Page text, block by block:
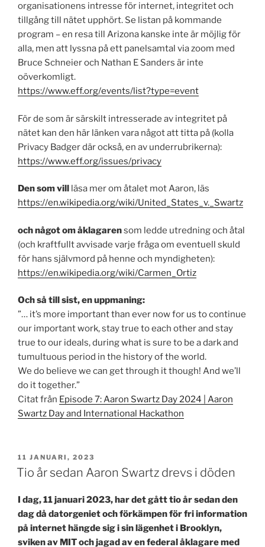
organisationens intresse för internet, integritet och
tillgång till nätet upphört. Se listan på kommande
program – en resa till Arizona kanske inte är möjlig för
alla, men att lyssna på ett panelsamtal via zoom med
Bruce Schneier och Nathan E Sanders är inte
oöverkomligt.
https://www.eff.org/events/list?type=event
För de som är särskilt intresserade av integritet på
nätet kan den här länken vara något att titta på (kolla
Privacy Badger där också, en av underrubrikerna):
https://www.eff.org/issues/privacy
Den som vill läsa mer om åtalet mot Aaron, läs
https://en.wikipedia.org/wiki/United_States_v._Swartz
och något om åklagarensom ledde utredning och åtal
(och kraftfullt avvisade varje fråga om eventuell skuld
för hans självmord på henne och myndigheten):
https://en.wikipedia.org/wiki/Carmen_Ortiz
Och så till sist, en uppmaning:
”… it’s more important than ever now for us to continue
our important work, stay true to each other and stay
true to our ideals, during what is sure to be a dark and
tumultuous period in the history of the world.
We do believe we can get through it though! And we’ll
do it together.”
Citat från Episode 7: Aaron Swartz Day 2024 | Aaron
Swartz Day and International Hackathon
PUBLICERAT
11 JANUARI, 2023
Tio år sedan Aaron Swartz drevs i döden
I dag, 11 januari 2023, har det gått tio år sedan den
dag då datorgeniet och förkämpen för fri information
på internet hängde sig i sin lägenhet i Brooklyn,
sviken av MIT och jagad av en federal åklagare med